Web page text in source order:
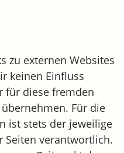
zu externen Websites
keinen Einfluss
für diese fremden
Für die
ist stets der jeweilige
Seiten verantwortlich.